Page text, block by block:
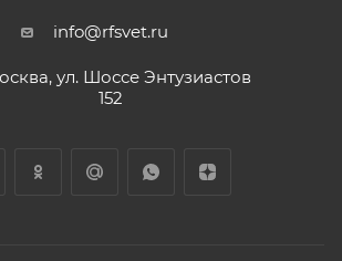
info@rfsvet.ru
ул. Шоссе Энтузиастов
152